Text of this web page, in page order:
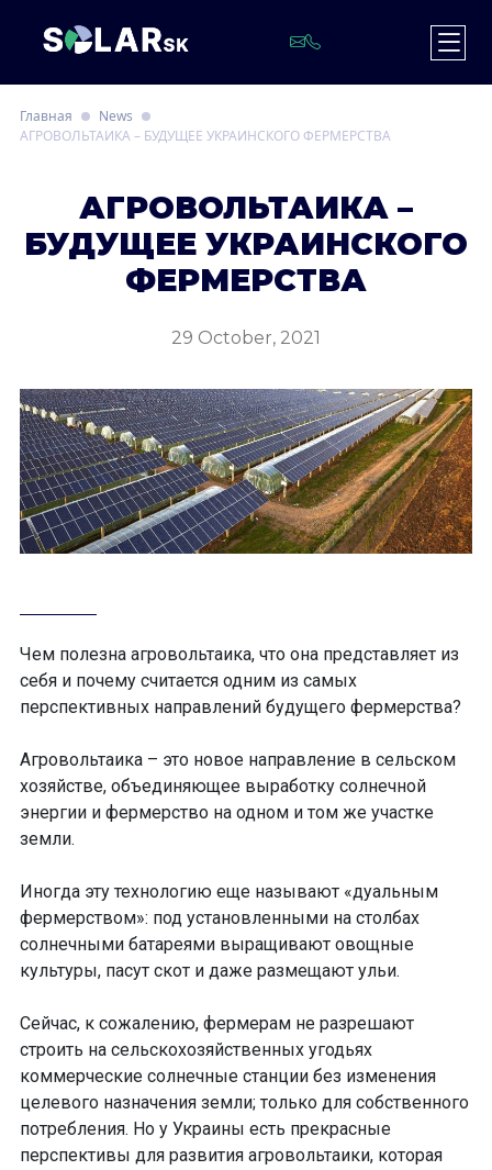
Главная
News
АГРОВОЛЬТАИКА – БУДУЩЕЕ УКРАИНСКОГО ФЕРМЕРСТВА
АГРОВОЛЬТАИКА –
БУДУЩЕЕ УКРАИНСКОГО
ФЕРМЕРСТВА
29 October, 2021
Чем полезна агровольтаика, что она представляет из
себя и почему считается одним из самых
перспективных направлений будущего фермерства?
Агровольтаика – это новое направление в сельском
хозяйстве, объединяющее выработку солнечной
энергии и фермерство на одном и том же участке
земли.
Иногда эту технологию еще называют «дуальным
фермерством»: под установленными на столбах
солнечными батареями выращивают овощные
культуры, пасут скот и даже размещают ульи.
Сейчас, к сожалению, фермерам не разрешают
строить на сельскохозяйственных угодьях
коммерческие солнечные станции без изменения
целевого назначения земли; только для собственного
потребления. Но у Украины есть прекрасные
перспективы для развития агровольтаики, которая